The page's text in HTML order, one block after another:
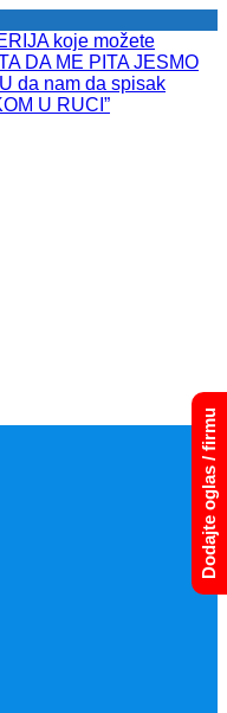
koje možete
DA ME PITA JESMO
da nam da spisak
U RUCI”
Dodajte oglas / firmu